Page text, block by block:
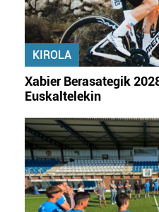
baliatzen gara. Ohar hau
erabiltzeko baimen
irakurri
KIROLA
Xabier Berasategik
Euskaltelekin